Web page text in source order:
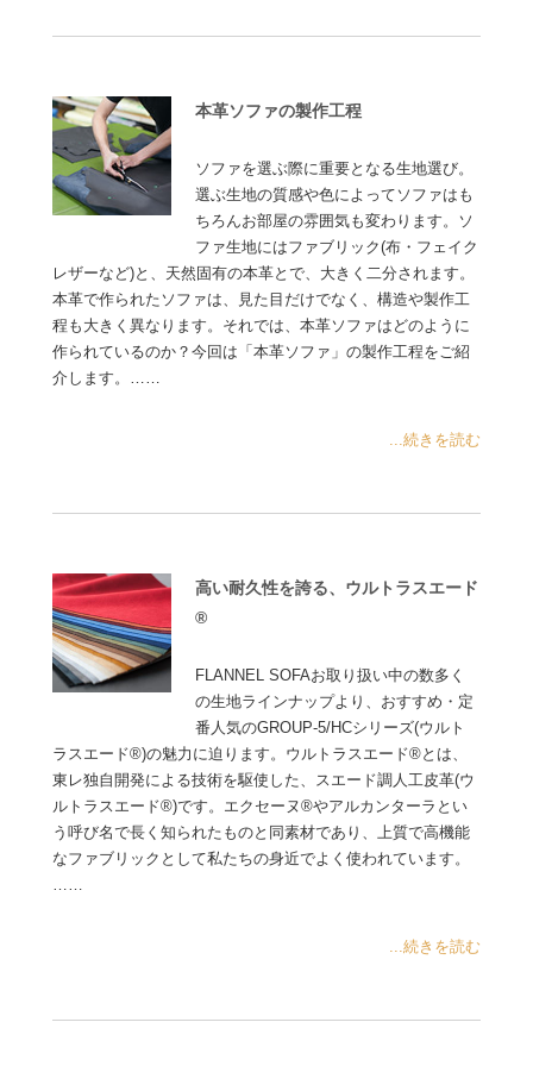
本革ソファの製作工程
ソファを選ぶ際に重要となる生地選び。
選ぶ生地の質感や色によってソファはも
ちろんお部屋の雰囲気も変わります。ソ
ファ生地にはファブリック(布・フェイク
レザーなど)と、天然固有の本革とで、大きく二分されます。
本革で作られたソファは、見た目だけでなく、構造や製作工
程も大きく異なります。それでは、本革ソファはどのように
作られているのか？今回は「本革ソファ」の製作工程をご紹
介します。……
...続きを読む
高い耐久性を誇る、ウルトラスエード
®
FLANNEL SOFAお取り扱い中の数多く
の生地ラインナップより、おすすめ・定
番人気のGROUP-5/HCシリーズ(ウルト
ラスエード®)の魅力に迫ります。ウルトラスエード®とは、
東レ独自開発による技術を駆使した、スエード調人工皮革(ウ
ルトラスエード®)です。エクセーヌ®やアルカンターラとい
う呼び名で長く知られたものと同素材であり、上質で高機能
なファブリックとして私たちの身近でよく使われています。
……
...続きを読む